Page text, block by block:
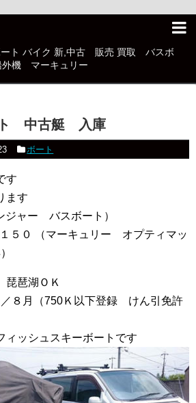
ート バイク 新,中古 販売 買取 バスボ
機 マーキュリー
ト 中古艇 入庫
ボート
す
ます
ャー バスボート）
５０ （マーキュリー オプティマッ
琶湖ＯＫ
／８月（750Ｋ以下登録 けん引免許
ィッシュスキーボートです